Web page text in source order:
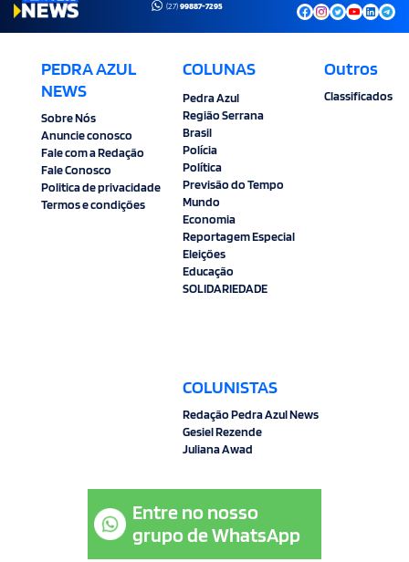
(27)99887-7295
PEDRA AZUL
NEWS
Sobre Nós
Anuncie conosco
Fale com a Redação
Fale Conosco
Politica de privacidade
Termos e condições
COLUNAS
Pedra Azul
Região Serrana
Brasil
Polícia
Política
Previsão do Tempo
Mundo
Economia
Reportagem Especial
Eleições
Educação
SOLIDARIEDADE
COLUNISTAS
Redação Pedra Azul News
Gesiel Rezende
Juliana Awad
Outros
Classificados
Entre no nosso
grupo de WhatsApp